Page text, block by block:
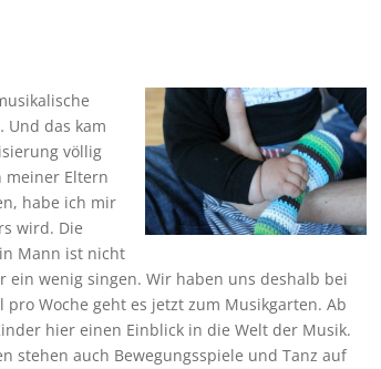
Und das kam
völlig
meiner Eltern
habe ich mir
wird. Die
Mann ist nicht
ein wenig singen. Wir haben uns deshalb bei
Woche geht es jetzt zum Musikgarten. Ab
hier einen Einblick in die Welt der Musik.
stehen auch Bewegungsspiele und Tanz auf